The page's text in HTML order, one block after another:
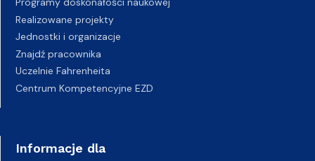
Realizowane projekty
Jednostki i organizacje
Znajdź pracownika
Uczelnie Fahrenheita
Centrum Kompetencyjne EZD
Informacje dla